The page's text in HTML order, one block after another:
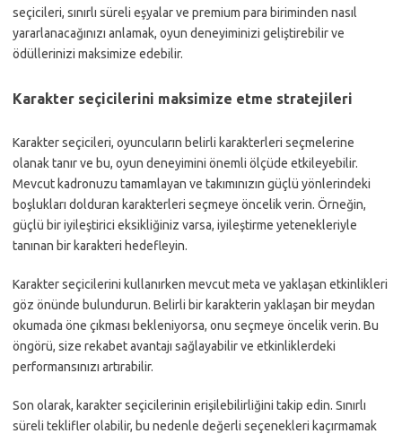
seçicileri, sınırlı süreli eşyalar ve premium para biriminden nasıl
yararlanacağınızı anlamak, oyun deneyiminizi geliştirebilir ve
ödüllerinizi maksimize edebilir.
Karakter seçicilerini maksimize etme stratejileri
Karakter seçicileri, oyuncuların belirli karakterleri seçmelerine
olanak tanır ve bu, oyun deneyimini önemli ölçüde etkileyebilir.
Mevcut kadronuzu tamamlayan ve takımınızın güçlü yönlerindeki
boşlukları dolduran karakterleri seçmeye öncelik verin. Örneğin,
güçlü bir iyileştirici eksikliğiniz varsa, iyileştirme yetenekleriyle
tanınan bir karakteri hedefleyin.
Karakter seçicilerini kullanırken mevcut meta ve yaklaşan etkinlikleri
göz önünde bulundurun. Belirli bir karakterin yaklaşan bir meydan
okumada öne çıkması bekleniyorsa, onu seçmeye öncelik verin. Bu
öngörü, size rekabet avantajı sağlayabilir ve etkinliklerdeki
performansınızı artırabilir.
Son olarak, karakter seçicilerinin erişilebilirliğini takip edin. Sınırlı
süreli teklifler olabilir, bu nedenle değerli seçenekleri kaçırmamak